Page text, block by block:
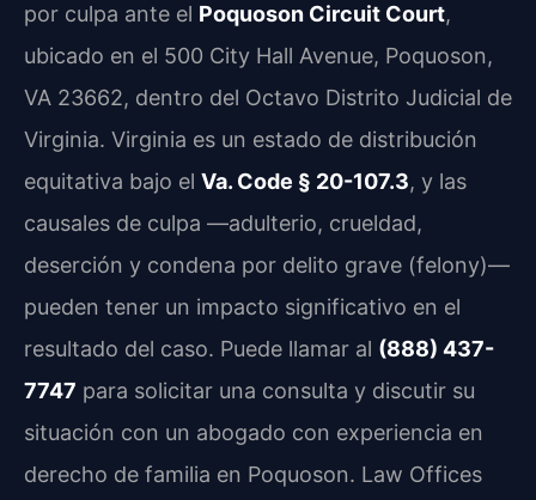
por culpa ante el Poquoson Circuit Court,
ubicado en el 500 City Hall Avenue, Poquoson,
VA 23662, dentro del Octavo Distrito Judicial de
Virginia. Virginia es un estado de distribución
equitativa bajo el Va. Code § 20-107.3, y las
causales de culpa —adulterio, crueldad,
deserción y condena por delito grave (felony)—
pueden tener un impacto significativo en el
resultado del caso. Puede llamar al (888) 437-
7747 para solicitar una consulta y discutir su
situación con un abogado con experiencia en
derecho de familia en Poquoson. Law Offices